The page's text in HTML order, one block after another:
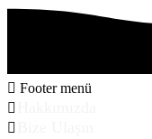
Footer menü